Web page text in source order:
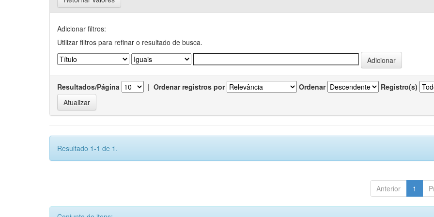
Adicionar filtros:
Utilizar filtros para refinar o resultado de busca.
Resultados/Página | Ordenar registros por Ordenar Registro(s)
Resultado 1-1 de 1.
Anterior 1